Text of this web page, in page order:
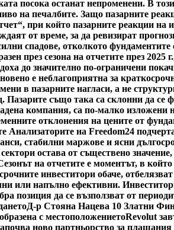
посока останат непроменени. В
на печалбите. Защо пазарните
при който пазарните реакции
от време, за да ревизират
спадове, отколкото
през сезона на отчетите през
до значително по-ограничени
е неблагоприятна за
в пазарните нагласи, а не
Пазарите също така са склонни да
компания, са по-малко
отклонения на цените от
Анализаторите на Freedom24
стабилни маржове и ясни
остава от съществено
на отчетите е моментът, в
инвеститори обаче,
или напълно ефективни.
позиция да се възползват от
Д-р Стояна Нацева 10 Златни
с местоположениетоRevolut
ново партньорство за